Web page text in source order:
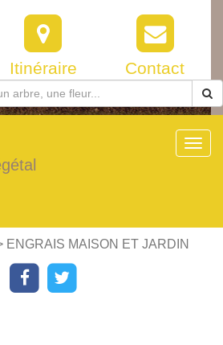
Itinéraire Contact
ENGRAIS MAISON ET JARDIN